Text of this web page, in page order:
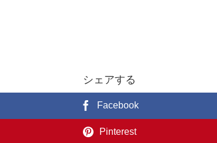
シェアする
Facebook
Pinterest